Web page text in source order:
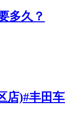
多久？
店)#丰田